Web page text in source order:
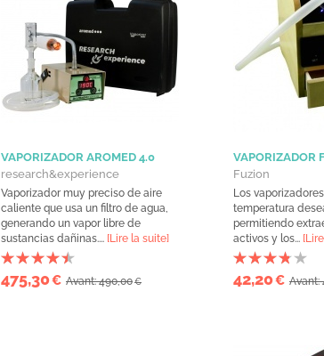
VAPORIZADOR AROMED 4.0
research&experience
Vaporizador muy preciso de aire
caliente que usa un filtro de agua,
generando un vapor libre de
sustancias dañinas.... [Lire la suite]
475,30€ Avant: 490,00€
VAPORIZADOR
Fuzion
Los
temperatura
permitiendo
activos y los...
42,20€ Avant: